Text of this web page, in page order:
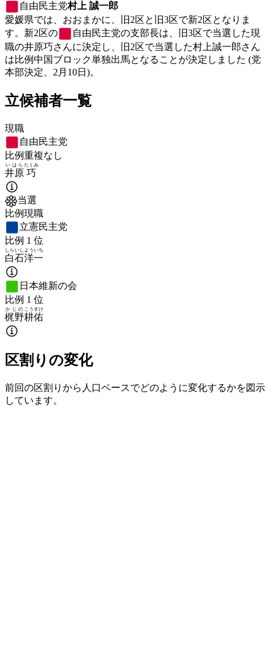
自由民主党村上 誠一郎
愛媛県では、おおまかに、旧2区と旧3区で新2区となりま
す。新2区の
自由民主党の支部長は、旧3区で当選した現
職の井原巧さんに決定し、旧2区で当選した村上誠一郎さん
は比例中国ブロック単独出馬となることが決定しました (党
本部決定、2月10日)。
立候補者一覧
現職
自由民主党
比例重複なし
井原
いはら
巧
たくみ
当選
比例現職
立憲民主党
比例 1 位
白石
しらいし
洋一
よういち
日本維新の会
比例 1 位
梶野
かじの
耕佑
こうすけ
区割りの変化
前回の区割りから人口ベースでどのように変化するかを図示
しています。